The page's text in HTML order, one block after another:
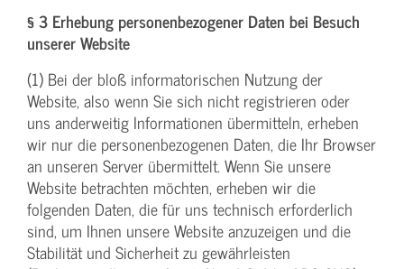
§ 3 Erhebung personenbezogener Daten bei Besuch
unserer Website
(1) Bei der bloß informatorischen Nutzung der
Website, also wenn Sie sich nicht registrieren oder
uns anderweitig Informationen übermitteln, erheben
wir nur die personenbezogenen Daten, die Ihr Browser
an unseren Server übermittelt. Wenn Sie unsere
Website betrachten möchten, erheben wir die
folgenden Daten, die für uns technisch erforderlich
sind, um Ihnen unsere Website anzuzeigen und die
Stabilität und Sicherheit zu gewährleisten